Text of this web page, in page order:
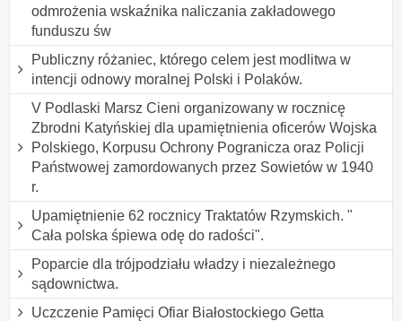
odmrożenia wskaźnika naliczania zakładowego
funduszu św
Publiczny różaniec, którego celem jest modlitwa w
intencji odnowy moralnej Polski i Polaków.
V Podlaski Marsz Cieni organizowany w rocznicę
Zbrodni Katyńskiej dla upamiętnienia oficerów Wojska
Polskiego, Korpusu Ochrony Pogranicza oraz Policji
Państwowej zamordowanych przez Sowietów w 1940
r.
Upamiętnienie 62 rocznicy Traktatów Rzymskich. "
Cała polska śpiewa odę do radości".
Poparcie dla trójpodziału władzy i niezależnego
sądownictwa.
Uczczenie Pamięci Ofiar Białostockiego Getta